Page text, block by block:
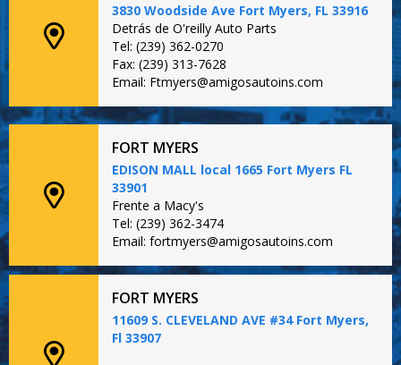
3830 Woodside Ave Fort Myers, FL 33916
Detrás de O'reilly Auto Parts
Tel: (239) 362-0270
Fax: (239) 313-7628
Email: Ftmyers@amigosautoins.com
FORT MYERS
EDISON MALL local 1665 Fort Myers FL
33901
Frente a Macy's
Tel: (239) 362-3474
Email: fortmyers@amigosautoins.com
FORT MYERS
11609 S. CLEVELAND AVE #34 Fort Myers,
Fl 33907